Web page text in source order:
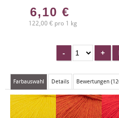
6,10 €
122,00 € pro 1 kg
Farbauswahl Details Bewertungen